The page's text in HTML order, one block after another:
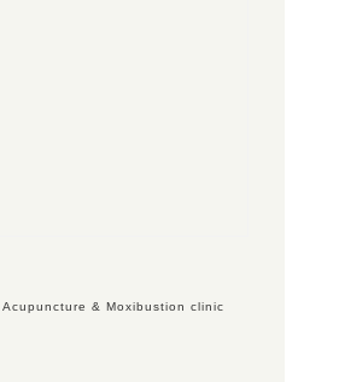
& Moxibustion clinic